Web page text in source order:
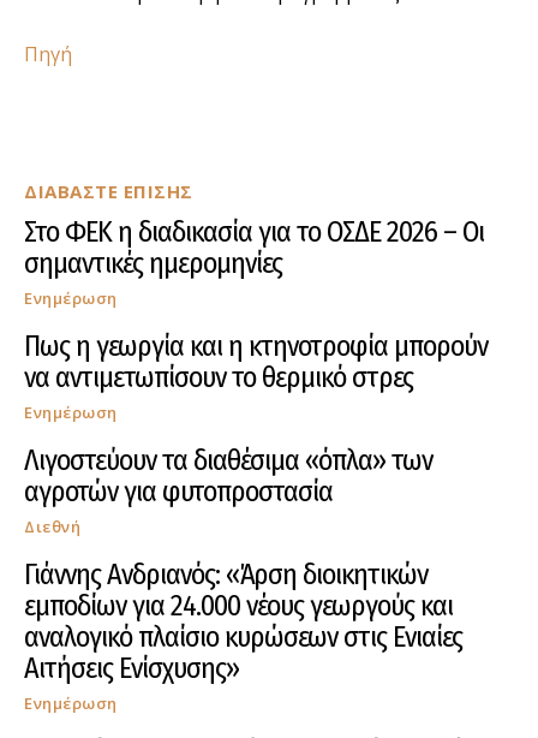
ΔΙΑΒΑΣΤΕ ΕΠΙΣΗΣ
Στο ΦΕΚ η διαδικασία για το ΟΣΔΕ 2026 – Οι
σημαντικές ημερομηνίες
Ενημέρωση
Πως η γεωργία και η κτηνοτροφία μπορούν
να αντιμετωπίσουν το θερμικό στρες
Ενημέρωση
Λιγοστεύουν τα διαθέσιμα «όπλα» των
αγροτών για φυτοπροστασία
Διεθνή
Γιάννης Ανδριανός: «Άρση διοικητικών
εμποδίων για 24.000 νέους γεωργούς και
αναλογικό πλαίσιο κυρώσεων στις Ενιαίες
Αιτήσεις Ενίσχυσης»
Ενημέρωση
Πηγή